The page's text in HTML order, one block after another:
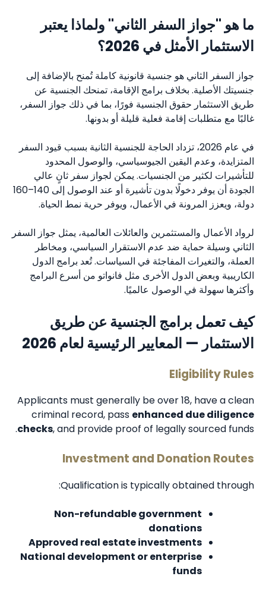
ما هو "جواز السفر الثاني" ولماذا يعتبر
الاستثمار الأمثل في 2026؟
جواز السفر الثاني هو جنسية قانونية كاملة تُمنح بالإضافة إلى
جنسيتك الأصلية. بخلاف برامج الإقامة، تمنحك الجنسية عن
طريق الاستثمار حقوق الجنسية فورًا، بما في ذلك جواز السفر،
غالبًا مع متطلبات إقامة فعلية قليلة أو بدونها.
في عام 2026، تزداد الحاجة للجنسية الثانية بسبب قيود السفر
المتزايدة، وعدم اليقين الجيوسياسي، والوصول المحدود
للتأشيرات لكثير من الجنسيات. يمكن لجواز سفر ثانٍ عالي
الجودة أن يوفر دخولًا بدون تأشيرة أو عند الوصول إلى 140–160
دولة، ويعزز المرونة في الأعمال، ويوفر حرية نمط الحياة.
لرواد الأعمال والمستثمرين والعائلات العالمية، يمثل جواز السفر
الثاني وسيلة حماية ضد عدم الاستقرار السياسي، ومخاطر
العملة، والتغيرات المفاجئة في السياسات. تُعد برامج الدول
الكاريبية وبعض الدول الأخرى مثل فانواتو من أسرع البرامج
وأكثرها سهولة في الوصول عالميًا.
كيف تعمل برامج الجنسية عن طريق
الاستثمار — المعايير الرئيسية لعام 2026
Eligibility Rules
Applicants must generally be over 18, have a clean
criminal record, pass enhanced due diligence
checks, and provide proof of legally sourced funds.
Investment and Donation Routes
Qualification is typically obtained through:
Non-refundable government
donations
Approved real estate investments
National development or enterprise
funds